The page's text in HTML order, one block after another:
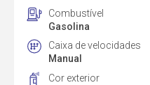
Combustível
Gasolina
Caixa de velocidades
Manual
Cor exterior